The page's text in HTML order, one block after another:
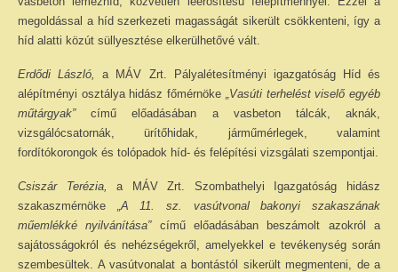
megoldással a híd szerkezeti magasságát sikerült csökkenteni, így a
híd alatti közút süllyesztése elkerülhetővé vált.
Erdődi László,
a MÁV Zrt. Pályalétesítményi igazgatóság Híd és
alépítményi osztálya hidász főmérnöke „Vasúti terhelést viselő egyéb
műtárgyak”című előadásában a vasbeton tálcák, aknák,
vizsgálócsatornák, ürítőhidak, járműmérlegek, valamint
fordítókorongok és tolópadok híd- és felépítési vizsgálati szempontjai.
Csiszár Terézia,
a MÁV Zrt. Szombathelyi Igazgatóság hidász
szakaszmérnöke „A 11. sz. vasútvonal bakonyi szakaszának
műemlékké nyilvánítása”című előadásában beszámolt azokról a
sajátosságokról és nehézségekről, amelyekkel e tevékenység során
szembesültek. A vasútvonalat a bontástól sikerült megmenteni, de a